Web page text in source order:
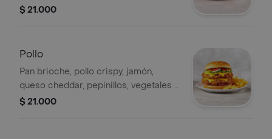
papas a la francesa.
$ 21.000
Pollo
Pan brioche, pollo crispy, jamón,
queso cheddar, pepinillos, vegetales y
papas a la francesa.
$ 21.000